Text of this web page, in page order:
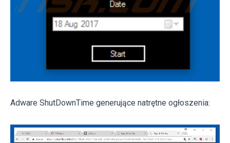
Adware ShutDownTime generujące natrętne ogłoszenia: